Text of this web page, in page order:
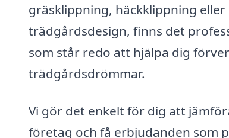
gräsklippning, häckklippning eller
trädgårdsdesign, finns det
som står redo att hjälpa dig
trädgårdsdrömmar.
Vi gör det enkelt för dig att
företag och få erbjudanden som